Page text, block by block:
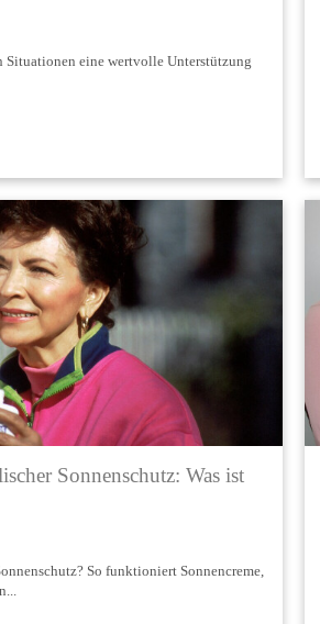
eine wertvolle Unterstützung
Sonnenschutz: Was ist
So funktioniert Sonnencreme,